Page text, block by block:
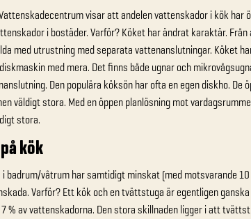
visar att andelen vattenskador i kök har
i bostäder. Varför? Köket har ändrat karaktär.
med utrustning med separata vattenanslutningar. Köket
med mera. Det finns både ugnar och
Den populära köksön har ofta en egen diskho.
väldigt stora. Med en öppen planlösning mot
stora.
kök
badrum/våtrum har samtidigt minskat (med motsvarande
Varför? Ett kök och en tvättstuga är egentligen
% av vattenskadorna. Den stora skillnaden ligger i att